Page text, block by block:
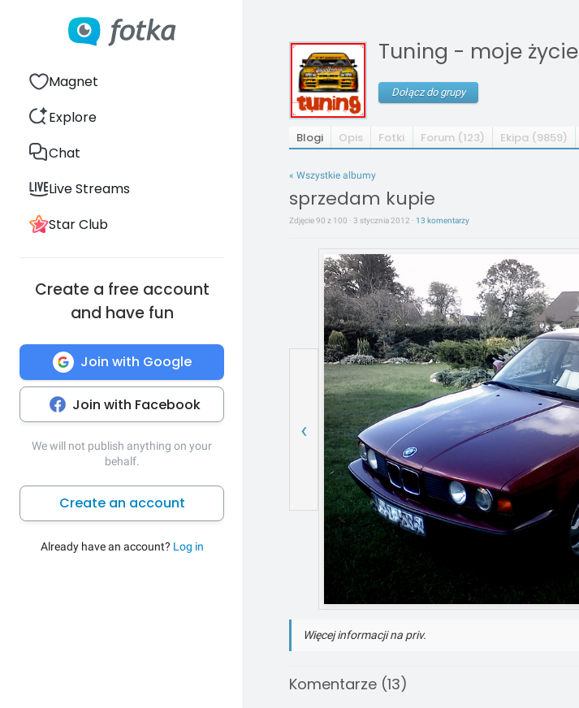
Magnet
Explore
Chat
Live Streams
Star Club
Create a free account
and have fun
Join with Google
Join with Facebook
We will not publish anything on your
behalf.
Create an account
Already have an account? Log in
Tuning - moje życie
Dołącz do grupy
Blogi Opis Fotki Forum (123) Ekipa (9859)
« Wszystkie albumy
sprzedam kupie
Zdjęcie 90 z 100 · 3 stycznia 2012 · 13 komentarzy
‹
Więcej informacji na priv.
Komentarze (13)